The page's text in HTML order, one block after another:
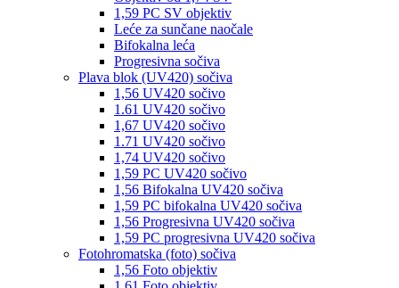
1,59 PC SV objektiv
Leće za sunčane naočale
Bifokalna leća
Progresivna sočiva
Plava blok (UV420) sočiva
1,56 UV420 sočivo
1.61 UV420 sočivo
1,67 UV420 sočivo
1.71 UV420 sočivo
1,74 UV420 sočivo
1,59 PC UV420 sočivo
1,56 Bifokalna UV420 sočiva
1,59 PC bifokalna UV420 sočiva
1,56 Progresivna UV420 sočiva
1,59 PC progresivna UV420 sočiva
Fotohromatska (foto) sočiva
1,56 Foto objektiv